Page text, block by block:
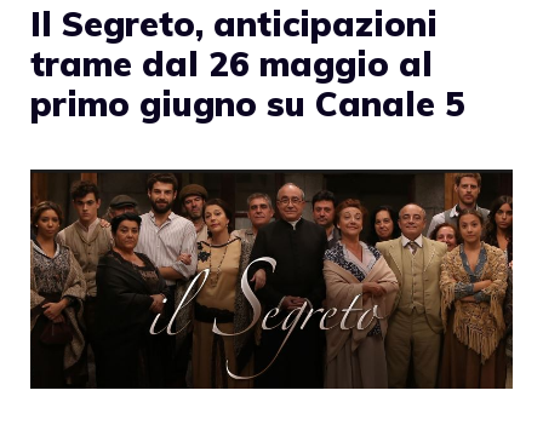
Il Segreto, anticipazioni
trame dal 26 maggio al
primo giugno su Canale 5